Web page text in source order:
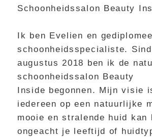
Schoonheidssalon Beauty
Ik ben Evelien en
schoonheidsspecialiste.
augustus 2018 ben ik de
schoonheidssalon Beauty
Inside begonnen. Mijn visie
iedereen op een natuurlijke
mooie en stralende huid kan
ongeacht je leeftijd of